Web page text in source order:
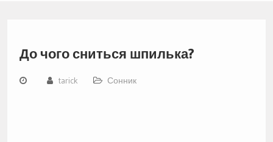
До чого сниться шпилька?
tarick Сонник